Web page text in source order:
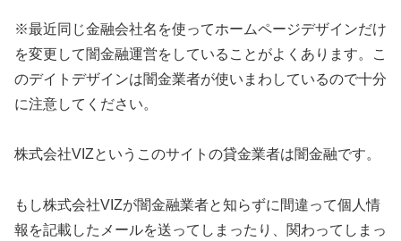
※最近同じ金融会社名を使ってホームページデザインだけ
を変更して闇金融運営をしていることがよくあります。こ
のデイトデザインは闇金業者が使いまわしているので十分
に注意してください。
株式会社VIZというこのサイトの貸金業者は闇金融です。
もし株式会社VIZが闇金融業者と知らずに間違って個人情
報を記載したメールを送ってしまったり、関わってしまっ